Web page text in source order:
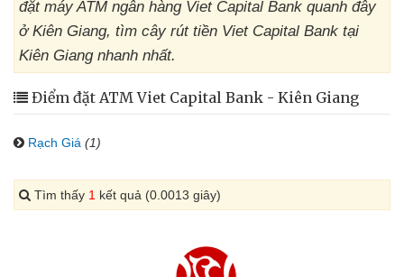
đặt máy ATM ngân hàng Viet Capital Bank quanh đây
ở Kiên Giang, tìm cây rút tiền Viet Capital Bank tại
Kiên Giang nhanh nhất.
Điểm đặt ATM Viet Capital Bank - Kiên Giang
Rạch Giá (1)
Tìm thấy 1 kết quả (0.0013 giây)